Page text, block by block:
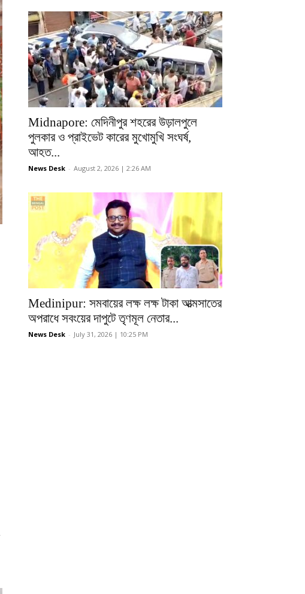
Midnapore: মেদিনীপুর শহরের উড়ালপুলে
পুলকার ও প্রাইভেট কারের মুখোমুখি সংঘর্ষ,
আহত...
News Desk - August 2, 2026 | 2:26 AM
Medinipur: সমবায়ের লক্ষ লক্ষ টাকা আত্মসাতের
অপরাধে সবংয়ের দাপুটে তৃণমূল নেতার...
News Desk - July 31, 2026 | 10:25 PM